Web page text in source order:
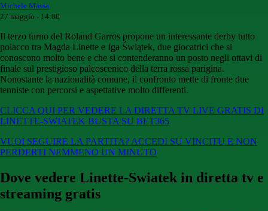
Michele Massa
27 maggio - 14:00
Il terzo turno del Roland Garros propone un interessante derby tutto
polacco tra Magda Linette e Iga Świątek, due giocatrici che si
conoscono molto bene e che si contenderanno un posto negli ottavi di
finale sul prestigioso palcoscenico della terra rossa parigina.
Nonostante la nazionalità comune, il confronto mette di fronte due
tenniste con percorsi e aspettative molto differenti.
CLICCA QUI PER VEDERE LA DIRETTA TV LIVE GRATIS DI
LINETTE-SWIATEK BUSTA SU BET365
VUOI SEGUIRE LA PARTITA? ACCEDI SU VINCITU E NON
PERDERTI NEMMENO UN MINUTO
Dove vedere Linette-Swiatek in diretta tv e
streaming gratis